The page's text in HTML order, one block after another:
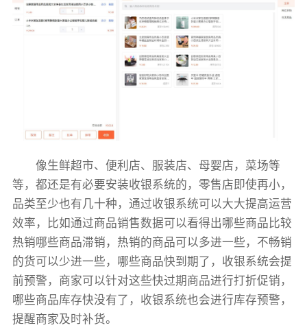
像生鲜超市、便利店、服装店、母婴店，菜场等
等，都还是有必要安装收银系统的，零售店即使再小，
品类至少也有几十种，通过收银系统可以大大提高运营
效率，比如通过商品销售数据可以看得出哪些商品比较
热销哪些商品滞销，热销的商品可以多进一些，不畅销
的货可以少进一些，哪些商品快到期了，收银系统会提
前预警，商家可以针对这些快过期商品进行打折促销，
哪些商品库存快没有了，收银系统也会进行库存预警，
提醒商家及时补货。